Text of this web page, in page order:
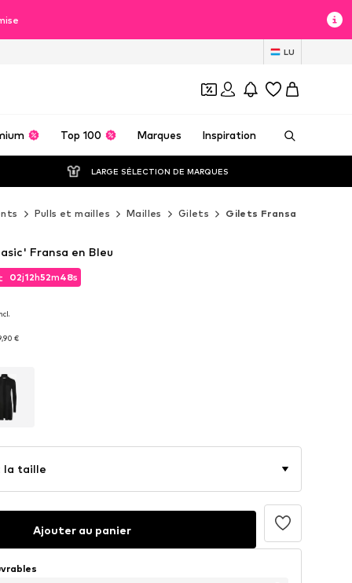
LU
Top 100 Marques Inspiration
LARGE SÉLECTION DE MARQUES
Pulls et mailles Mailles Gilets Gilets Fransa
02j12h52m46s
€
02j12h52m46s
Fransa en Bleu
la taille
Ajouter au panier